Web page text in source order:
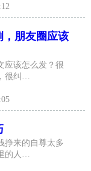
，朋友圈应该
应该怎么发？很
很纠…
挣来的自尊太多
的人…